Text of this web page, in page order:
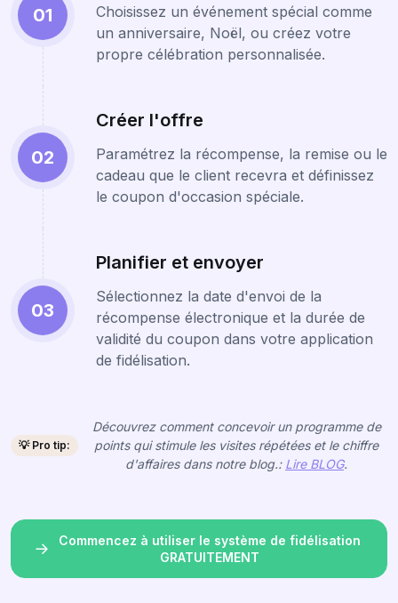
01
Choisissez un événement spécial comme
un anniversaire, Noël, ou créez votre
propre célébration personnalisée.
02
Créer l'offre
Paramétrez la récompense, la remise ou le
cadeau que le client recevra et définissez
le coupon d'occasion spéciale.
03
Planifier et envoyer
Sélectionnez la date d'envoi de la
récompense électronique et la durée de
validité du coupon dans votre application
de fidélisation.
💡 Pro tip:
Découvrez comment concevoir un programme de
points qui stimule les visites répétées et le chiffre
d'affaires dans notre blog.: Lire BLOG.
Commencez à utiliser le système de fidélisation
GRATUITEMENT